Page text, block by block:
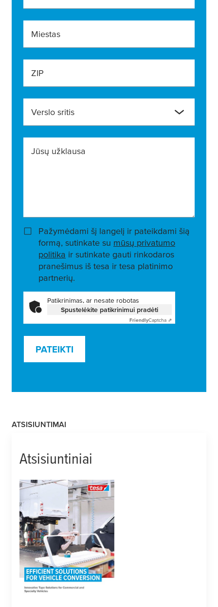
Miestas
ZIP
Verslo sritis
Jūsų užklausa
Pažymėdami šį langelį ir pateikdami šią
formą, sutinkate su mūsų privatumo
politika ir sutinkate gauti rinkodaros
pranešimus iš tesa ir tesa platinimo
partnerių.
Patikrinimas, ar nesate robotas
Spustelėkite patikrinimui pradėti
FriendlyCaptcha ⇗
PATEIKTI
ATSISIUNTIMAI
Atsisiuntiniai